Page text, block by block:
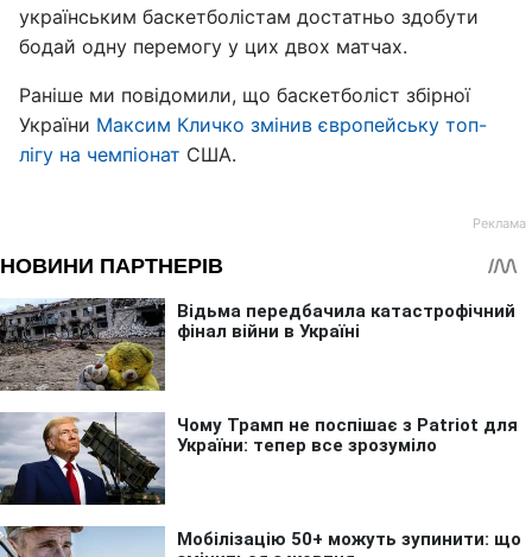
українським баскетболістам достатньо здобути
бодай одну перемогу у цих двох матчах.
Раніше ми повідомили, що баскетболіст збірної
України Максим Кличко змінив європейську топ-
лігу на чемпіонат США.